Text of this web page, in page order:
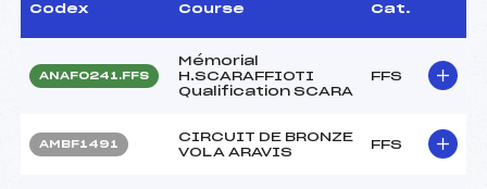
Codex Course Cat.
ANAF0241.FFS
Mémorial
H.SCARAFFIOTI
Qualification SCARA
FFS
AMBF1491
CIRCUIT DE BRONZE
VOLA ARAVIS
FFS